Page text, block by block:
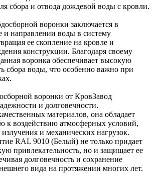
сбора и отвода дождевой воды с кровли.
воронки заключается в
и направлении воды в систему
ее скопление на кровле и
конструкции. Благодаря своему
воронка обеспечивает высокую
сбора воды, что особенно важно при
воронки от КровЗавод
и долговечности.
материалов, она обладает
к воздействию атмосферных условий,
излучения и механических нагрузок.
RAL 9010 (Белый) не только придает
привлекательность, но и защищает ее
долговечность и сохранение
вида на протяжении многих лет.